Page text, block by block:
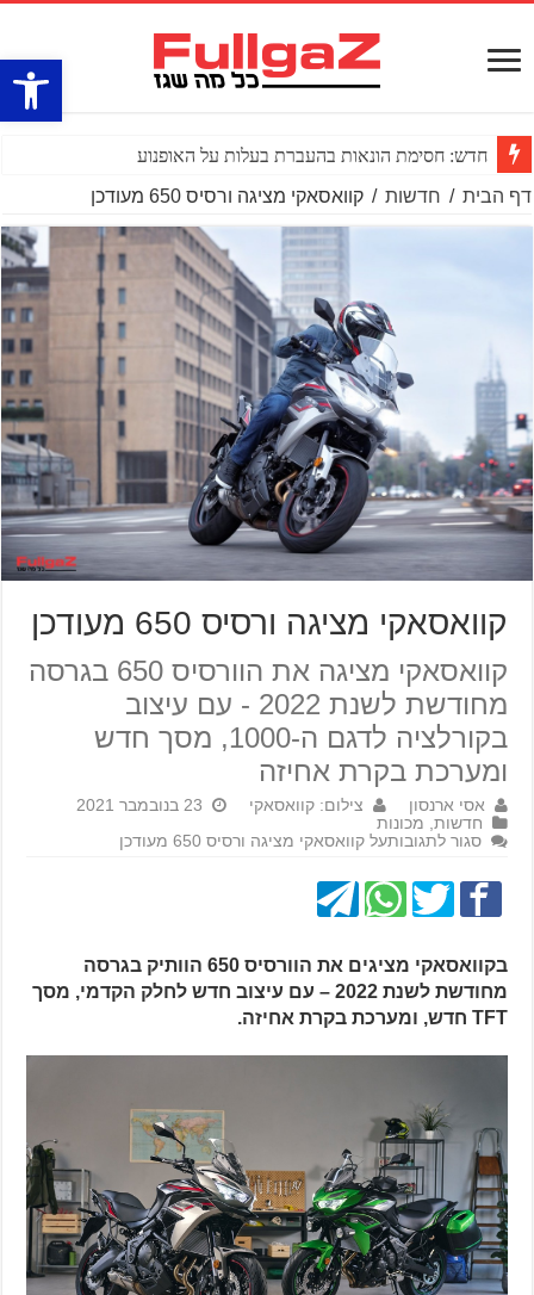
פתח
חדש: חסימת הונאות בהעברת בעלות על האופנוע
דף הבית / חדשות / קוואסאקי מציגה ורסיס 650 מעודכן
קוואסאקי מציגה ורסיס 650 מעודכן
קוואסאקי מציגה את הוורסיס 650 בגרסה
מחודשת לשנת 2022 - עם עיצוב
בקורלציה לדגם ה-1000, מסך חדש
ומערכת בקרת אחיזה
אסי ארנסון צילום: קוואסאקי
23 בנובמבר 2021
חדשות מכונות
סגור לתגובותעל קוואסאקי מציגה ורסיס 650 מעודכן
בקוואסאקי מציגים את הוורסיס 650 הוותיק בגרסה
מחודשת לשנת 2022 – עם עיצוב חדש לחלק הקדמי, מסך
TFT חדש, ומערכת בקרת אחיזה.